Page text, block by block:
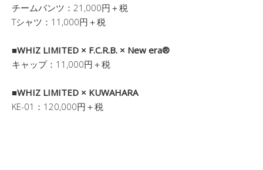
チームパンツ：21,000円＋税
Tシャツ：11,000円＋税
■WHIZ LIMITED × F.C.R.B. × New era®
キャップ：11,000円＋税
■WHIZ LIMITED × KUWAHARA
KE-01：120,000円＋税